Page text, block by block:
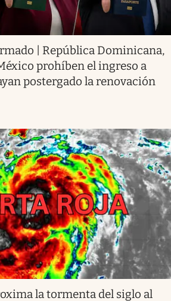
| República Dominicana,
prohíben el ingreso a
postergado la renovación
la tormenta del siglo al